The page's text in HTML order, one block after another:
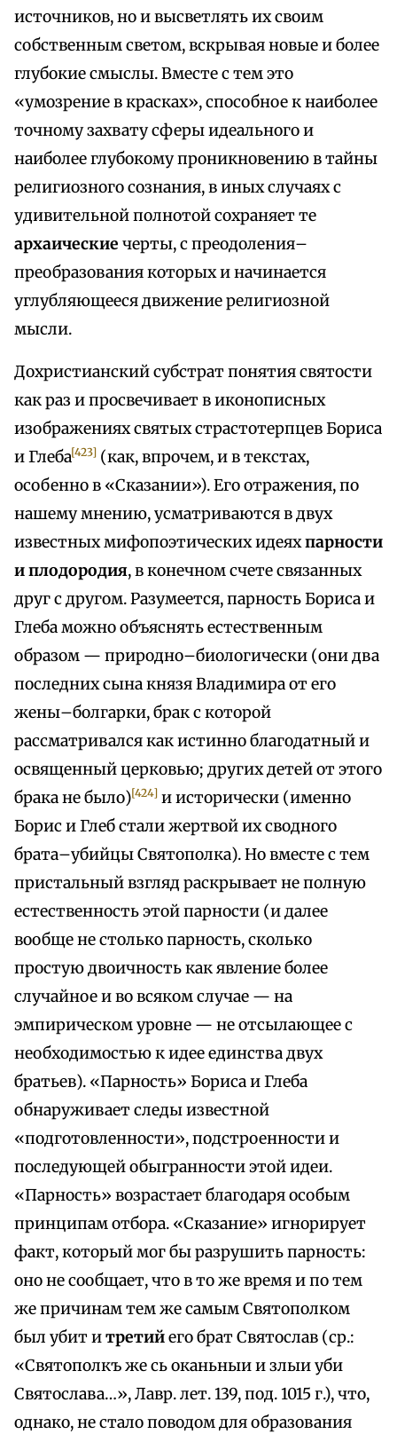
источников, но и высветлять их своим
собственным светом, вскрывая новые и более
глубокие смыслы. Вместе с тем это
«умозрение в красках», способное к наиболее
точному захвату сферы идеального и
наиболее глубокому проникновению в тайны
религиозного сознания, в иных случаях с
удивительной полнотой сохраняет те
архаические черты, с преодоления–
преобразования которых и начинается
углубляющееся движение религиозной
мысли.
Дохристианский субстрат понятия святости
как раз и просвечивает в иконописных
изображениях святых страстотерпцев Бориса
и Глеба[423] (как, впрочем, и в текстах,
особенно в «Сказании»). Его отражения, по
нашему мнению, усматриваются в двух
известных мифопоэтических идеяхпарности
и плодородия, в конечном счете связанных
друг с другом. Разумеется, парность Бориса и
Глеба можно объяснять естественным
образом — природно–биологически (они два
последних сына князя Владимира от его
жены–болгарки, брак с которой
рассматривался как истинно благодатный и
освященный церковью; других детей от этого
брака не было)[424] и исторически (именно
Борис и Глеб стали жертвой их сводного
брата–убийцы Святополка). Но вместе с тем
пристальный взгляд раскрывает не полную
естественность этой парности (и далее
вообще не столько парность, сколько
простую двоичность как явление более
случайное и во всяком случае — на
эмпирическом уровне — не отсылающее с
необходимостью к идее единства двух
братьев). «Парность» Бориса и Глеба
обнаруживает следы известной
«подготовленности», подстроенности и
последующей обыгранности этой идеи.
«Парность» возрастает благодаря особым
принципам отбора. «Сказание» игнорирует
факт, который мог бы разрушить парность:
оно не сообщает, что в то же время и по тем
же причинам тем же самым Святополком
был убит итретийего брат Святослав (ср.:
«Святополкъ же сь оканьныи и злыи уби
Святослава…», Лавр. лет. 139, под. 1015 г.), что,
однако, не стало поводом для образования